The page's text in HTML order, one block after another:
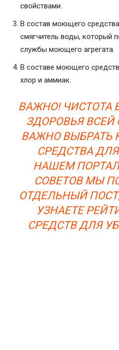
свойствами.
В состав моющего
смягчитель воды, который
службы моющего агрегата.
В составе моющего
хлор и аммиак.
ВАЖНО! ЧИСТОТА
ЗДОРОВЬЯ ВСЕЙ
ВАЖНО ВЫБРАТЬ
СРЕДСТВА
НАШЕМ
СОВЕТОВ МЫ
ОТДЕЛЬНЫЙ
УЗНАЕТЕ
СРЕДСТВ ДЛЯ